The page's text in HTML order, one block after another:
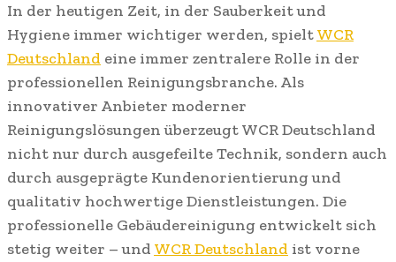
In der heutigen Zeit, in der Sauberkeit und
Hygiene immer wichtiger werden, spieltWCR
Deutschland eine immer zentralere Rolle in der
professionellen Reinigungsbranche. Als
innovativer Anbieter moderner
Reinigungslösungen überzeugt WCR Deutschland
nicht nur durch ausgefeilte Technik, sondern auch
durch ausgeprägte Kundenorientierung und
qualitativ hochwertige Dienstleistungen. Die
professionelle Gebäudereinigung entwickelt sich
stetig weiter – und WCR Deutschland ist vorne